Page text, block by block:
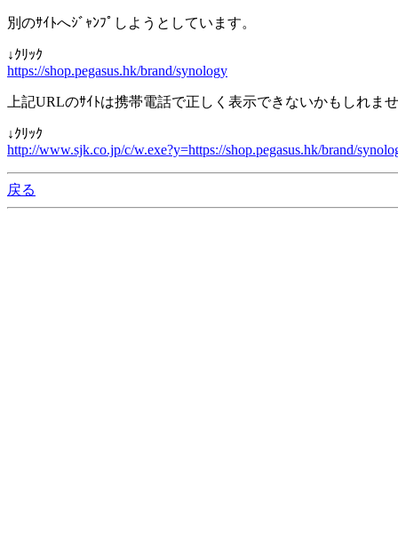
別のｻｲﾄへｼﾞｬﾝﾌﾟしようとしています。
↓ｸﾘｯｸ
https://shop.pegasus.hk/brand/synology
上記URLのｻｲﾄは携帯電話で正しく表示できないかもしれ
↓ｸﾘｯｸ
http://www.sjk.co.jp/c/w.exe?y=https://shop.pegasus.hk/brand/
戻る